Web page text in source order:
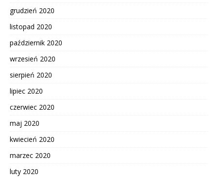
grudzień 2020
listopad 2020
październik 2020
wrzesień 2020
sierpień 2020
lipiec 2020
czerwiec 2020
maj 2020
kwiecień 2020
marzec 2020
luty 2020